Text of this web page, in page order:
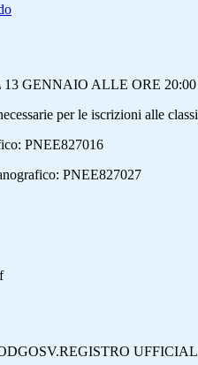
GENNAIO ALLE ORE
per le iscrizioni alle
PNEE827016
PNEE827027